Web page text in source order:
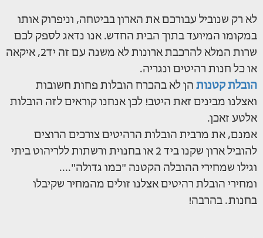
לא רק שנוביל עבורכם את הארון בביטחה, וניפרוק אותו
במקומו המיועד בתוך הבית החדש. אנו נדאג לספק לכם
שרות המלא להרכבת ארונות לא משנה עם זה יד2, איקאה
או כל חנות רהיטים ונגריה.
הובלת קטנות הן לא בהכרח הובלות פחות חשובות
ואצלנו מבינים זאת היטב! לכן אנחנו קוראים לזה הובלות
אלטע זאכן.
אמנם, את מרבית הובלות הרהיטים צורכים הרוצים
להוביל ארון שקנו ביד 2 או בחנוית ורשתות ללריהוט ביתי
וגילו שמחירי ההובלה הקטנה "כמו גדולה"....
ומחירי הובלת רהיטים אצלנו זולים מהמחיר שקיבלו
בחנות. בהרבה!